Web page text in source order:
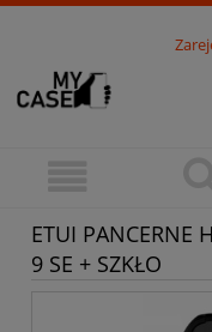
ETUI PANCERNE
9 SE + SZKŁO